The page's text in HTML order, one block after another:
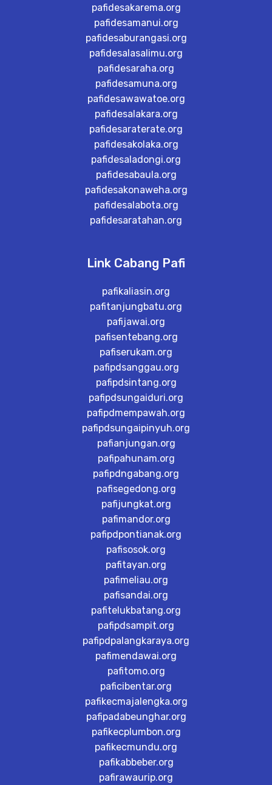
pafidesakarema.org
pafidesamanui.org
pafidesaburangasi.org
pafidesalasalimu.org
pafidesaraha.org
pafidesamuna.org
pafidesawawatoe.org
pafidesalakara.org
pafidesaraterate.org
pafidesakolaka.org
pafidesaladongi.org
pafidesabaula.org
pafidesakonaweha.org
pafidesalabota.org
pafidesaratahan.org
Link Cabang Pafi
pafikaliasin.org
pafitanjungbatu.org
pafijawai.org
pafisentebang.org
pafiserukam.org
pafipdsanggau.org
pafipdsintang.org
pafipdsungaiduri.org
pafipdmempawah.org
pafipdsungaipinyuh.org
pafianjungan.org
pafipahunam.org
pafipdngabang.org
pafisegedong.org
pafijungkat.org
pafimandor.org
pafipdpontianak.org
pafisosok.org
pafitayan.org
pafimeliau.org
pafisandai.org
pafitelukbatang.org
pafipdsampit.org
pafipdpalangkaraya.org
pafimendawai.org
pafitomo.org
paficibentar.org
pafikecmajalengka.org
pafipadabeunghar.org
pafikecplumbon.org
pafikecmundu.org
pafikabbeber.org
pafirawaurip.org